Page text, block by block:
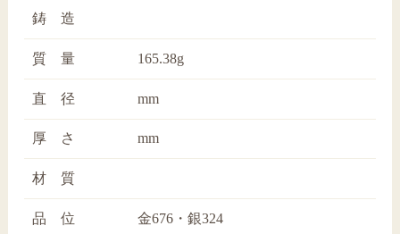
鋳 造
質 量 165.38g
直 径 mm
厚 さ mm
材 質
品 位 金676・銀324